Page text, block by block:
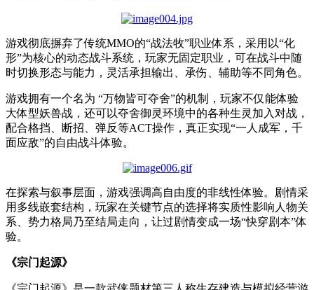
游戏彻底摒弃了传统MMO的“战法牧”职业体系，采用以“化
形”为核心的动态战斗系统，玩家无固定职业，可在战斗中随
时切换形态与能力，灵活承担输出、承伤、辅助等不同角色。
游戏拥有一个名为 “万物皆可夺舍”的机制，玩家不仅能体验
大体型妖兽战，还可以夺舍御灵环境中的各种生灵加入对战，
配合格挡、断招、弹反等ACT操作，真正实现“一人成军，千
面应敌”的自由战斗体验。
在探索与叙事层面，游戏强调高自由度的非线性体验。剧情采
用多线嵌套结构，玩家在关键节点的选择将实质性影响人物关
系、势力格局乃至结局走向，让过剧情变成一场“快穿剧本”体
验。
《宗门起源》